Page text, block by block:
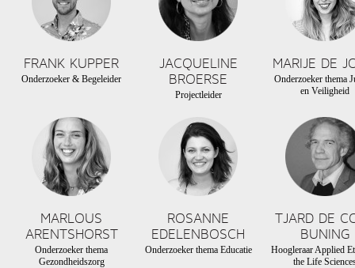
FRANK KUPPER
Onderzoeker & Begeleider
JACQUELINE
BROERSE
Projectleider
MARIJE DE
Onderzoeker thema
en Veiligheid
MARLOUS
ARENTSHORST
Onderzoeker thema
Gezondheidszorg
ROSANNE
EDELENBOSCH
Onderzoeker thema Educatie
TJARD DE
BUNING
Hoogleraar Applied
the Life